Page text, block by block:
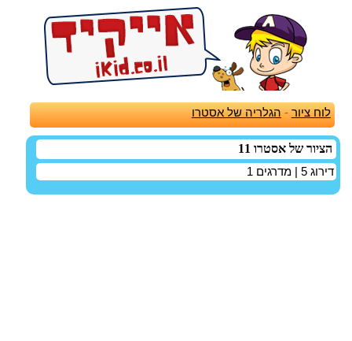
לוח ציור - הגלריה של אסטרו
הציור של אסטרו 11
דירוג 5 | מדרגים 1